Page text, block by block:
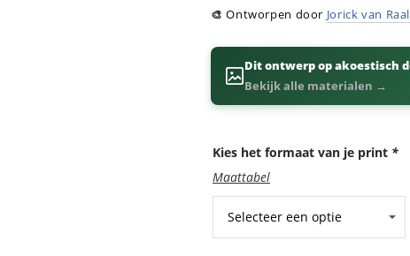
🎨Ontworpen door Jorick van
Dit ontwerp op akoestisch
Bekijk alle materialen →
Kies het formaat van je print *
Maattabel